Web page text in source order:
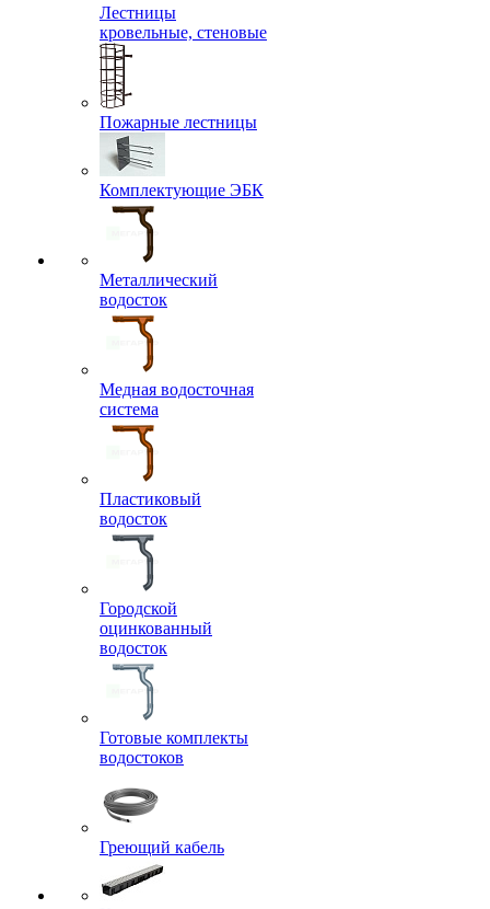
Лестницы
кровельные, стеновые
Пожарные лестницы
Комплектующие ЭБК
Металлический
водосток
Медная водосточная
система
Пластиковый
водосток
Городской
оцинкованный
водосток
Готовые комплекты
водостоков
Греющий кабель